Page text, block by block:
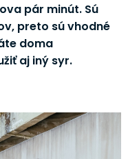
pár minút. Sú
preto sú vhodné
doma
aj iný syr.